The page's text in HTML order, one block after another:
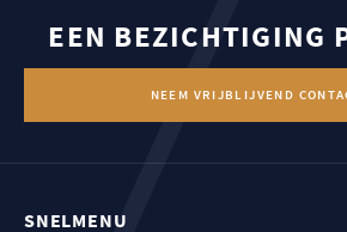
EEN BEZICHTIGING
NEEM VRIJBLIJVEND
SNELMENU